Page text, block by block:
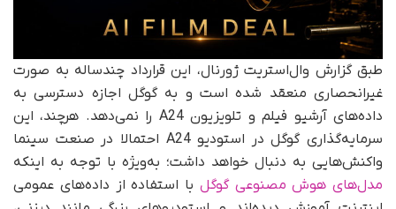
طبق گزارش وال‌استریت ژورنال، این قرارداد چندساله به صورت
غیرانحصاری منعقد شده است و به گوگل اجازه دسترسی به
داده‌های آرشیو فیلم و تلویزیون A24 را نمی‌دهد. هرچند، این
سرمایه‌گذاری گوگل در استودیو A24 احتمالا در صنعت سینما
واکنش‌هایی به دنبال خواهد داشت؛ به‌ویژه با توجه به اینکه
مدل‌های هوش مصنوعی گوگل با استفاده از داده‌های عمومی